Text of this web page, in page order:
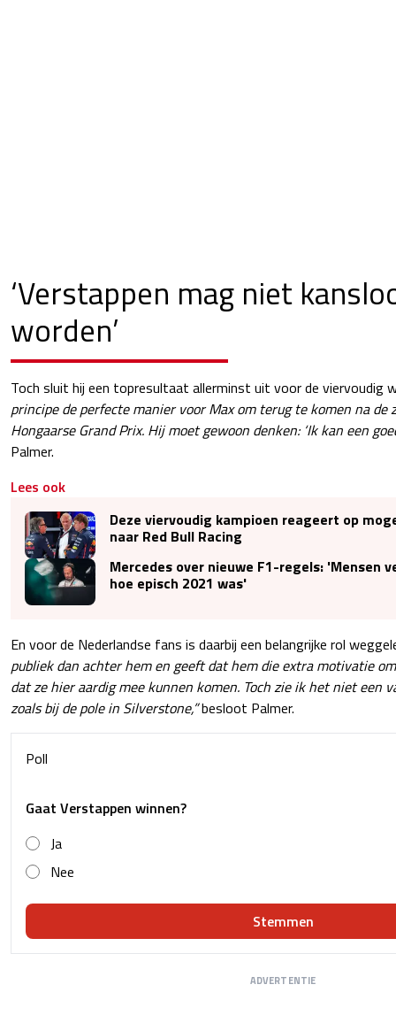
‘Verstappen mag niet
worden’
Toch sluit hij een topresultaat allerminst uit voor de viervoudig
principe de perfecte manier voor Max om terug te komen na de
Hongaarse Grand Prix. Hij moet gewoon denken: ‘Ik kan een
Palmer.
Lees ook
Deze viervoudig kampioen reageert op
naar Red Bull Racing
Mercedes over nieuwe F1-regels: 'Mensen
hoe episch 2021 was'
En voor de Nederlandse fans is daarbij een belangrijke rol
publiek dan achter hem en geeft dat hem die extra motivatie
dat ze hier aardig mee kunnen komen. Toch zie ik het niet een
zoals bij de pole in Silverstone,”besloot Palmer.
Poll
Gaat Verstappen winnen?
Ja
Nee
Stemmen
ADVERTENTIE